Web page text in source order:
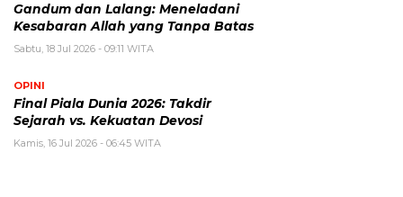
Gandum dan Lalang: Meneladani
Kesabaran Allah yang Tanpa Batas
Sabtu, 18 Jul 2026 - 09:11 WITA
OPINI
Final Piala Dunia 2026: Takdir
Sejarah vs. Kekuatan Devosi
Kamis, 16 Jul 2026 - 06:45 WITA